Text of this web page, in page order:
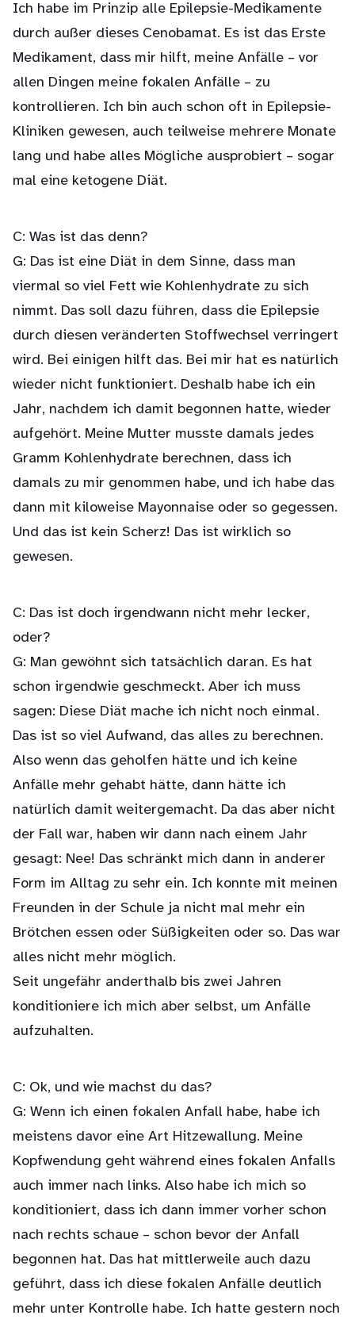
Ich habe im Prinzip alle Epilepsie-Medikamente
durch außer dieses Cenobamat. Es ist das Erste
Medikament, dass mir hilft, meine Anfälle – vor
allen Dingen meine fokalen Anfälle – zu
kontrollieren. Ich bin auch schon oft in Epilepsie-
Kliniken gewesen, auch teilweise mehrere Monate
lang und habe alles Mögliche ausprobiert – sogar
mal eine ketogene Diät.
C: Was ist das denn?
G: Das ist eine Diät in dem Sinne, dass man
viermal so viel Fett wie Kohlenhydrate zu sich
nimmt. Das soll dazu führen, dass die Epilepsie
durch diesen veränderten Stoffwechsel verringert
wird. Bei einigen hilft das. Bei mir hat es natürlich
wieder nicht funktioniert. Deshalb habe ich ein
Jahr, nachdem ich damit begonnen hatte, wieder
aufgehört. Meine Mutter musste damals jedes
Gramm Kohlenhydrate berechnen, dass ich
damals zu mir genommen habe, und ich habe das
dann mit kiloweise Mayonnaise oder so gegessen.
Und das ist kein Scherz! Das ist wirklich so
gewesen.
C: Das ist doch irgendwann nicht mehr lecker,
oder?
G: Man gewöhnt sich tatsächlich daran. Es hat
schon irgendwie geschmeckt. Aber ich muss
sagen: Diese Diät mache ich nicht noch einmal.
Das ist so viel Aufwand, das alles zu berechnen.
Also wenn das geholfen hätte und ich keine
Anfälle mehr gehabt hätte, dann hätte ich
natürlich damit weitergemacht. Da das aber nicht
der Fall war, haben wir dann nach einem Jahr
gesagt: Nee! Das schränkt mich dann in anderer
Form im Alltag zu sehr ein. Ich konnte mit meinen
Freunden in der Schule ja nicht mal mehr ein
Brötchen essen oder Süßigkeiten oder so. Das war
alles nicht mehr möglich.
Seit ungefähr anderthalb bis zwei Jahren
konditioniere ich mich aber selbst, um Anfälle
aufzuhalten.
C: Ok, und wie machst du das?
G: Wenn ich einen fokalen Anfall habe, habe ich
meistens davor eine Art Hitzewallung. Meine
Kopfwendung geht während eines fokalen Anfalls
auch immer nach links. Also habe ich mich so
konditioniert, dass ich dann immer vorher schon
nach rechts schaue – schon bevor der Anfall
begonnen hat. Das hat mittlerweile auch dazu
geführt, dass ich diese fokalen Anfälle deutlich
mehr unter Kontrolle habe. Ich hatte gestern noch